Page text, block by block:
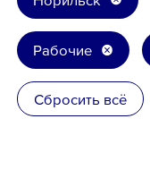
8 800
Рабочие
Сбросить всё